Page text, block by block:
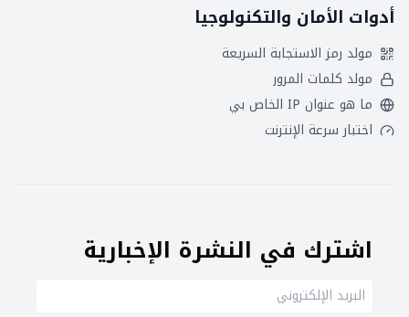
أدوات الأمان والتكنولوجيا
مولد رمز الاستجابة السريعة
مولد كلمات المرور
ما هو عنوان IP الخاص بي
اختبار سرعة الإنترنت
اشترك في النشرة الإخبارية